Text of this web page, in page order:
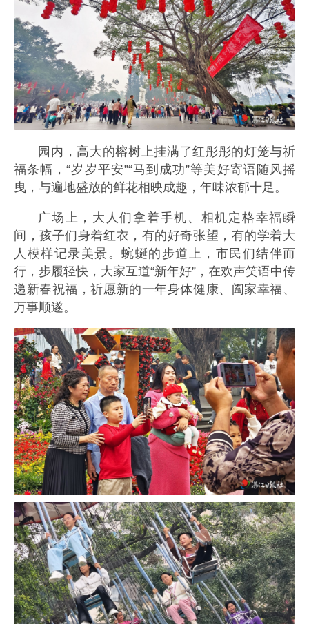
园内，高大的榕树上挂满了红彤彤的灯笼与祈
福条幅，“岁岁平安”“马到成功”等美好寄语随风摇
曳，与遍地盛放的鲜花相映成趣，年味浓郁十足。
广场上，大人们拿着手机、相机定格幸福瞬
间，孩子们身着红衣，有的好奇张望，有的学着大
人模样记录美景。蜿蜒的步道上，市民们结伴而
行，步履轻快，大家互道“新年好”，在欢声笑语中传
递新春祝福，祈愿新的一年身体健康、阖家幸福、
万事顺遂。